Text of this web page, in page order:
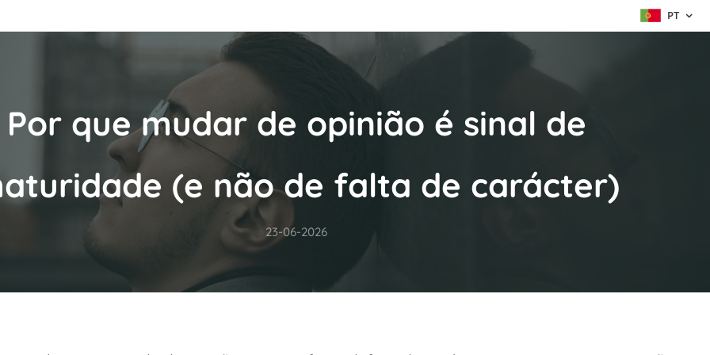
PT
Por que mudar de opinião é sinal de
(e não de falta de carácter)
23-06-2026